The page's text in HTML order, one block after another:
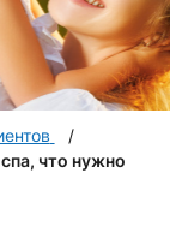
что нужно